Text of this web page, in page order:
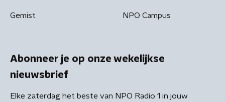
Gemist NPO Campus
Abonneer je op onze wekelijkse
nieuwsbrief
Elke zaterdag het beste van NPO Radio 1 in jouw